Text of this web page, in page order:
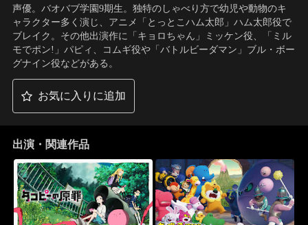
声優。バオバブ学園9期生。独特のしゃべり方で幼児や動物のキ
ャラクター多く演じ、アニメ「とっとこハム太郎」ハム太郎役で
ブレイク。その他出演作に「キョロちゃん」ミッケン役、「ミル
モでポン!」パピィ、コムギ役や「バトルビーダマン」ブル・ボー
グナイン役などがある。
お気に入りに追加
出演・関連作品